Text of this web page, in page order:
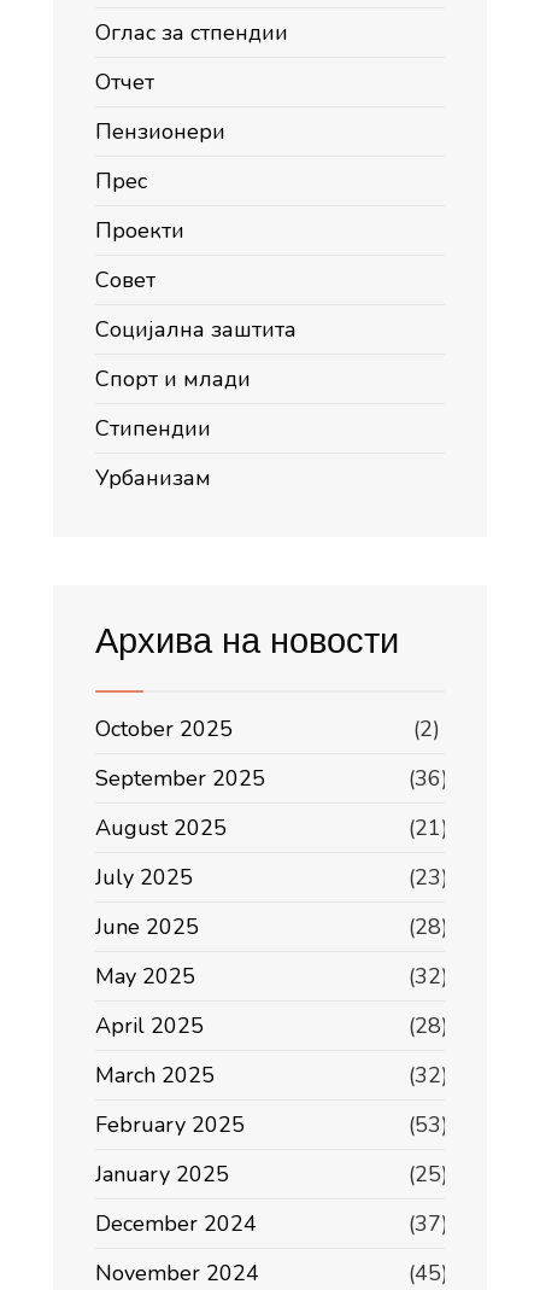
Оглас за стпендии
Отчет
Пензионери
Прес
Проекти
Совет
Социјална заштита
Спорт и млади
Стипендии
Урбанизам
Архива на новости
October 2025
(2)
September 2025
(36)
August 2025
(21)
July 2025
(23)
June 2025
(28)
May 2025
(32)
April 2025
(28)
March 2025
(32)
February 2025
(53)
January 2025
(25)
December 2024
(37)
November 2024
(45)